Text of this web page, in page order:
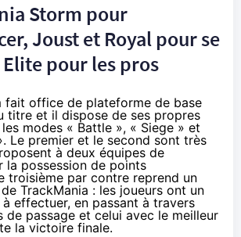
Storm pour
Joust et Royal pour se
pour les pros
fait office de plateforme de base
titre et il dispose de ses propres
modes « Battle », « Siege » et
Le premier et le second sont très
à deux équipes de
la possession de points
troisième par contre reprend un
TrackMania : les joueurs ont un
effectuer, en passant à travers
de passage et celui avec le meilleur
la victoire finale.